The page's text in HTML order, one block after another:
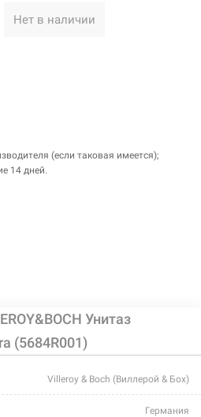
Нет в наличии
(если таковая имеется);
14 дней.
Унитаз
(5684R001)
Villeroy & Boch (Виллерой & Бох)
Германия